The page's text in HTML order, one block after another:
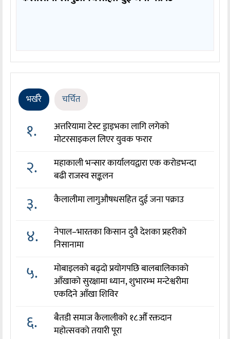
भर्खरै चर्चित
१.
अत्तरियामा टेस्ट ड्राइभका लागि लगेको
मोटरसाइकल लिएर युवक फरार
२.
महाकाली भन्सार कार्यालयद्वारा एक करोडभन्दा
बढी राजस्व सङ्कलन
३. कैलालीमा लागुऔषधसहित दुई जना पक्राउ
४.
नेपाल–भारतका किसान दुवै देशका प्रहरीको
निसानामा
५.
मोबाइलको बढ्दो प्रयोगपछि बालबालिकाको
आँखाको सुरक्षामा ध्यान, शुभारम्भ मन्टेश्वरीमा
एकदिने आँखा शिविर
६.
बैतडी समाज कैलालीको १८औँ रक्तदान
महोत्सवको तयारी पूरा